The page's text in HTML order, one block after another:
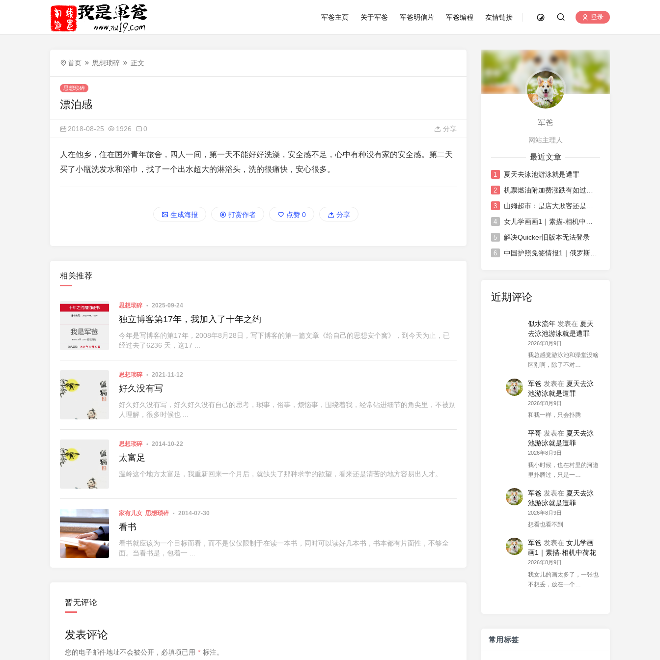
军爸主页 关于军爸 军爸明信片 军爸编程 友情链接 登录
首页 思想琐碎 正文
思想琐碎
漂泊感
2018-08-25 1926 0 分享
人在他乡，住在国外青年旅舍，四人一间，第一天不能好好洗澡，安全感不足，心中有种没有家的安全感。第二天
买了小瓶洗发水和浴巾，找了一个出水超大的淋浴头，洗的很痛快，安心很多。
生成海报 打赏作者 点赞 0 分享
相关推荐
思想琐碎 2025-09-24
独立博客第17年，我加入了十年之约
今年是写博客的第17年，2008年8月28日，写下博客的第一篇文章《给自己的思想安个窝》，到今天为止，已
经过去了6236 天，这17 ...
思想琐碎 2021-11-12
好久没有写
好久好久没有写，好久好久没有自己的思考，琐事，俗事，烦恼事，围绕着我，经常钻进细节的角尖里，不被别
人理解，很多时候也 ...
思想琐碎 2014-10-22
太富足
温岭这个地方太富足，我重新回来一个月后，就缺失了那种求学的欲望，看来还是清苦的地方容易出人才。
家有儿女 思想琐碎 2014-07-30
看书
看书就应该为一个目标而看，而不是仅仅限制于在读一本书，同时可以读好几本书，书本都有片面性，不够全
面。当看书是，包着一 ...
暂无评论
发表评论
您的电子邮件地址不会被公开， 必填项已用 * 标注。
军爸
网站主理人
最近文章
1 夏天去泳池游泳就是遭罪
2
3
4
5 解决Quicker旧版本无法登录
6 中国护照免签情报1｜俄罗斯对中国免签政策延长
近期评论
似水流年 发表在 夏天
去泳池游泳就是遭罪
2026年8月9日
我总感觉游泳池和澡堂没啥
区别啊，除了不对…
军爸 发表在 夏天去泳
池游泳就是遭罪
2026年8月9日
和我一样，只会扑腾
平哥 发表在 夏天去泳
池游泳就是遭罪
2026年8月9日
我小时候，也在村里的河道
里扑腾过，只是一…
军爸 发表在 夏天去泳
池游泳就是遭罪
2026年8月9日
想看也看不到
军爸 发表在 女儿学画
画1｜素描-相机中荷花
2026年8月9日
我女儿的画太多了，一张也
不想丢，放在一个…
常用标签